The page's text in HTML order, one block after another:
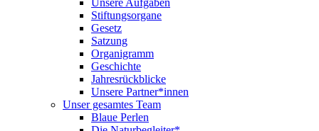
Unsere Aufgaben
Stiftungsorgane
Gesetz
Satzung
Organigramm
Geschichte
Jahresrückblicke
Unsere Partner*innen
Unser gesamtes Team
Blaue Perlen